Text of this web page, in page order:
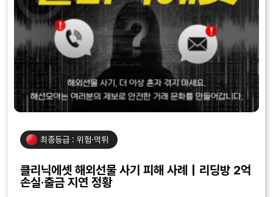
최종등급 : 위험·먹튀
클리닉에셋 해외선물 사기 피해 사례｜리딩방 2억
손실·출금 지연 정황